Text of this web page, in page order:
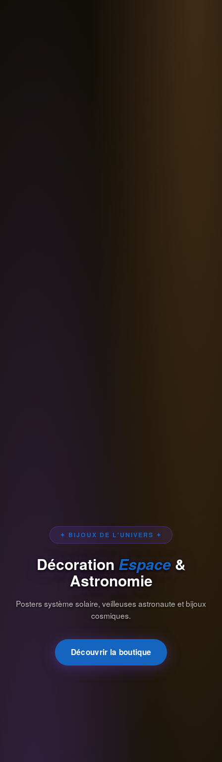
✦ BIJOUX DE L'UNIVERS ✦
Décoration Espace&
Astronomie
Posters système solaire, veilleuses astronaute et bijoux
cosmiques.
Découvrir la boutique